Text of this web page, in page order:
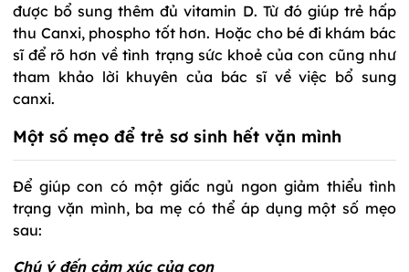
được bổ sung thêm đủ vitamin D. Từ đó giúp trẻ hấp
thu Canxi, phospho tốt hơn. Hoặc cho bé đi khám bác
sĩ để rõ hơn về tình trạng sức khoẻ của con cũng như
tham khảo lời khuyên của bác sĩ về việc bổ sung
canxi.
Một số mẹo để trẻ sơ sinh hết vặn mình
Để giúp con có một giấc ngủ ngon giảm thiểu tình
trạng vặn mình, ba mẹ có thể áp dụng một số mẹo
sau:
Chú ý đến cảm xúc của con